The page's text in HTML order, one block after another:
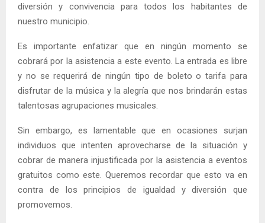
diversión y convivencia para todos los habitantes de
nuestro municipio.
Es importante enfatizar que en ningún momento se
cobrará por la asistencia a este evento. La entrada es libre
y no se requerirá de ningún tipo de boleto o tarifa para
disfrutar de la música y la alegría que nos brindarán estas
talentosas agrupaciones musicales.
Sin embargo, es lamentable que en ocasiones surjan
individuos que intenten aprovecharse de la situación y
cobrar de manera injustificada por la asistencia a eventos
gratuitos como este. Queremos recordar que esto va en
contra de los principios de igualdad y diversión que
promovemos.